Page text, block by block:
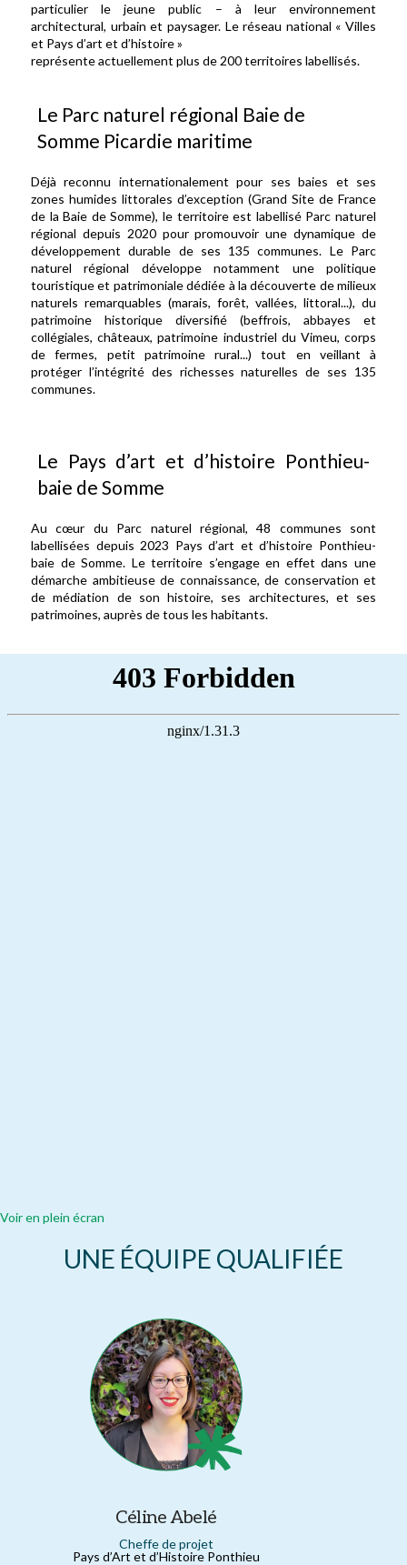
particulier le jeune public – à leur environnement
architectural, urbain et paysager. Le réseau national « Villes
et Pays d’art et d’histoire »
représente actuellement plus de 200 territoires labellisés.
Le Parc naturel régional Baie de
Somme Picardie maritime
Déjà reconnu internationalement pour ses baies et ses
zones humides littorales d’exception (Grand Site de France
de la Baie de Somme), le territoire est labellisé Parc naturel
régional depuis 2020 pour promouvoir une dynamique de
développement durable de ses 135 communes. Le Parc
naturel régional développe notamment une politique
touristique et patrimoniale dédiée à la découverte de milieux
naturels remarquables (marais, forêt, vallées, littoral...), du
patrimoine historique diversifié (beffrois, abbayes et
collégiales, châteaux, patrimoine industriel du Vimeu, corps
de fermes, petit patrimoine rural...) tout en veillant à
protéger l’intégrité des richesses naturelles de ses 135
communes.
Le Pays d’art et d’histoire Ponthieu-
baie de Somme
Au cœur du Parc naturel régional, 48 communes sont
labellisées depuis 2023 Pays d’art et d’histoire Ponthieu-
baie de Somme. Le territoire s’engage en effet dans une
démarche ambitieuse de connaissance, de conservation et
de médiation de son histoire, ses architectures, et ses
patrimoines, auprès de tous les habitants.
Voir en plein écran
UNE ÉQUIPE QUALIFIÉE
Céline Abelé
Cheffe de projet
Pays d’Art et d’Histoire Ponthieu